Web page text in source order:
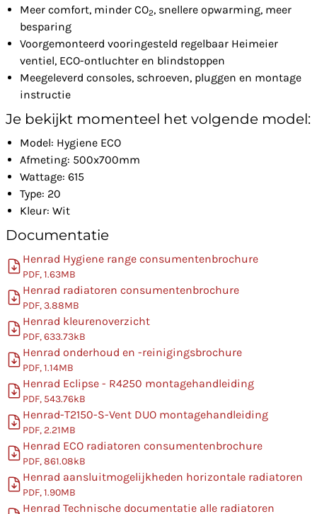
Meer comfort, minder CO2, snellere opwarming, meer
besparing
Voorgemonteerd vooringesteld regelbaar Heimeier
ventiel, ECO-ontluchter en blindstoppen
Meegeleverd consoles, schroeven, pluggen en montage
instructie
Je bekijkt momenteel het volgende model:
Model: Hygiene ECO
Afmeting: 500x700mm
Wattage: 615
Type: 20
Kleur: Wit
Documentatie
Henrad Hygiene range consumentenbrochure
PDF, 1.63MB
Henrad radiatoren consumentenbrochure
PDF, 3.88MB
Henrad kleurenoverzicht
PDF, 633.73kB
Henrad onderhoud en -reinigingsbrochure
PDF, 1.14MB
Henrad Eclipse - R4250 montagehandleiding
PDF, 543.76kB
Henrad-T2150-S-Vent DUO montagehandleiding
PDF, 2.21MB
Henrad ECO radiatoren consumentenbrochure
PDF, 861.08kB
Henrad aansluitmogelijkheden horizontale radiatoren
PDF, 1.90MB
Henrad Technische documentatie alle radiatoren